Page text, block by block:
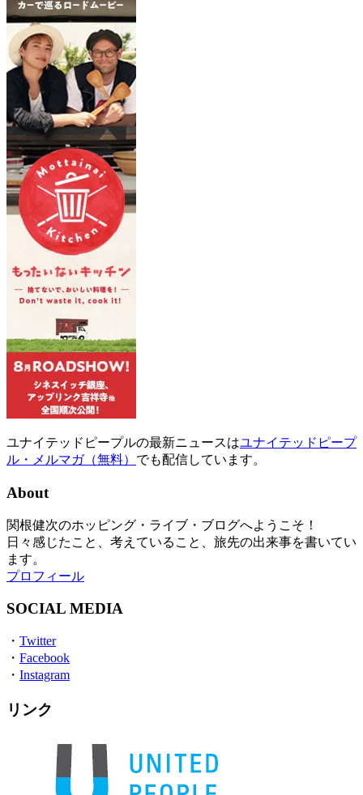
ユナイテッドピープルの最新ニュースはユナイテッドピープ
ル・メルマガ（無料） でも配信しています。
About
関根健次のホッピング・ライブ・ブログへようこそ！
日々感じたこと、考えていること、旅先の出来事を書いてい
ます。
プロフィール
SOCIAL MEDIA
・ Twitter
・ Facebook
・ Instagram
リンク